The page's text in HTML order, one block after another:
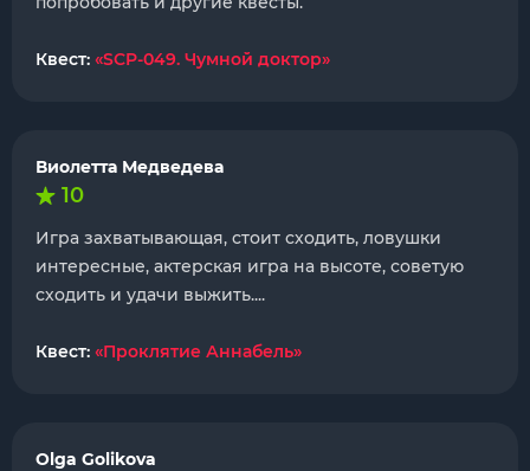
Квест: «SCP-049. Чумной доктор»
Виолетта Медведева
10
Игра захватывающая, стоит сходить, ловушки
интересные, актерская игра на высоте, советую
сходить и удачи выжить....
Квест: «Проклятие Аннабель»
Olga Golikova